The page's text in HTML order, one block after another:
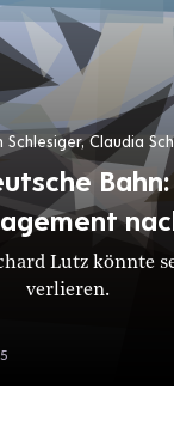
Schlesiger, Claudia
Bahn:
Lutz könnte
verlieren.